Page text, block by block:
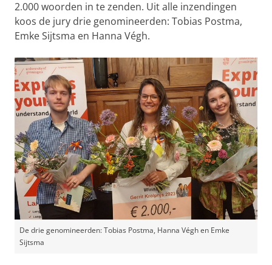
2.000 woorden in te zenden. Uit alle inzendingen
koos de jury drie genomineerden: Tobias Postma,
Emke Sijtsma en Hanna Végh.
De drie genomineerden: Tobias Postma, Hanna Végh en Emke
Sijtsma